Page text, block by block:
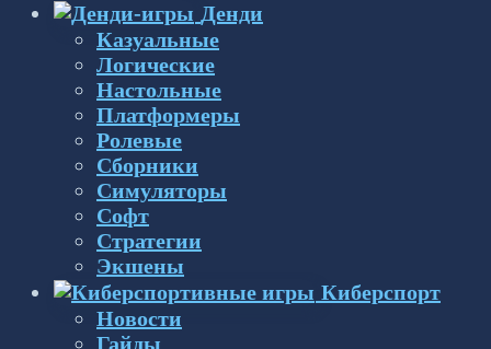
Денди
Казуальные
Логические
Настольные
Платформеры
Ролевые
Сборники
Симуляторы
Софт
Стратегии
Экшены
Киберспорт
Новости
Гайды